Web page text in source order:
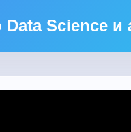
Science и